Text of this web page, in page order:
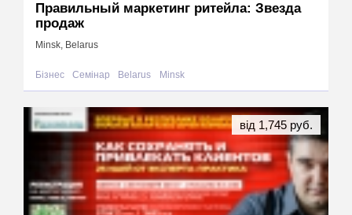
Правильный маркетинг ритейла: Звезда
продаж
Minsk, Belarus
Бізнес Семінар Belarus Minsk
від 1,745 руб.